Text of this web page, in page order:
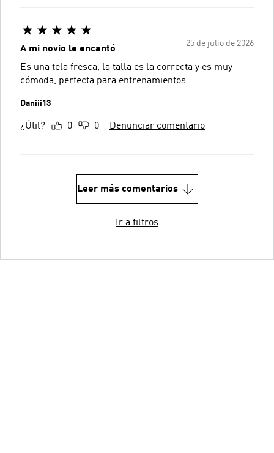
25 de julio de 2026
A mi novio le encantó
Es una tela fresca, la talla es la correcta y es muy
cómoda, perfecta para entrenamientos
Daniii13
¿Útil? 0 0 Denunciar comentario
Leer más comentarios
Ir a filtros